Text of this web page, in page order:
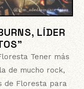
LÍDER
Tener más
de mucho rock,
de Floresta para